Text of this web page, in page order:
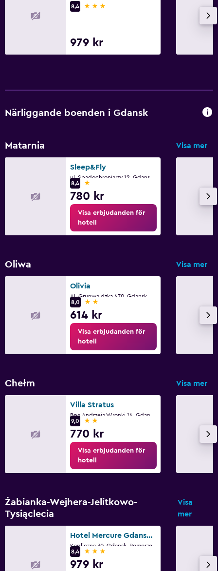
Parkeringsservice
Bibliotek
Familjevänligt
Barnsängar tillgängliga
Utomhusleksaker för barn
Garderob eller klädkammare
Hälsa och säkerhet
Arbetsyta
Fax/kopieringsmöjligheter
8,4
3 stjärnor
979 kr
Närliggande boenden i Gdansk
Matarnia Visa mer
Sleep&Fly
8,4
1 stjärna
780 kr
Visa erbjudanden för
hotell
Oliwa Visa mer
Olivia
8,0
2 stjärnor
614 kr
Visa erbjudanden för
hotell
Chełm Visa mer
Villa Stratus
9,0
2 stjärnor
770 kr
Visa erbjudanden för
hotell
Żabianka-Wejhera-Jelitkowo-
Tysiąclecia
Visa
mer
Hotel Mercure Gdansk Posejdon
Kapliczna 30, Gdansk, Pomorze
8,4
3 stjärnor
979 kr